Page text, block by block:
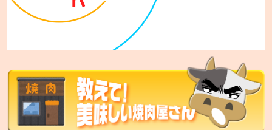
あみやき亭 伊勢店
三重県伊勢市御薗町王中島800
あみやき亭 伊賀上野店
三重県伊賀市服部町 字尾崎1949番1
あみやき亭 四日市日永店
三重県四日市市日永4-1985-6